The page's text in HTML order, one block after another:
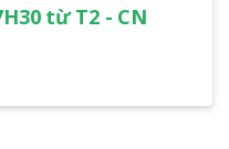
từ T2 - CN